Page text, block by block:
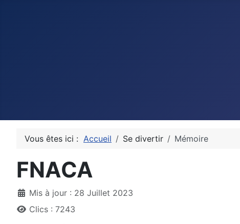
Vous êtes ici : Accueil Se divertir Mémoire
FNACA
DétailsMis à jour : 28 Juillet 2023
Clics : 7243